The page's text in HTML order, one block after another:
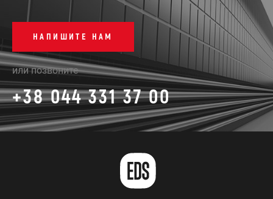
НАПИШИТЕ НАМ
или позвоните
+38 044 331 37 00